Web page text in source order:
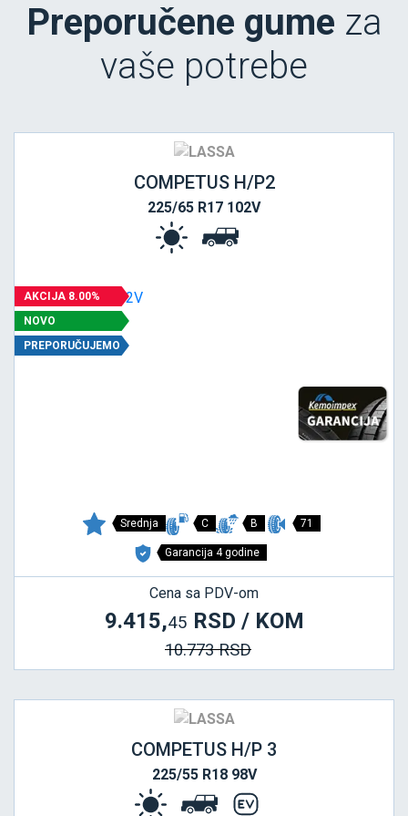
Preporučene gume za
vaše potrebe
COMPETUS H/P2
225/65 R17 102V
AKCIJA 8.00%
NOVO
PREPORUČUJEMO
Srednja C B 71
Garancija 4 godine
Cena sa PDV-om
9.415,45 RSD / KOM
10.773 RSD
COMPETUS H/P 3
225/55 R18 98V